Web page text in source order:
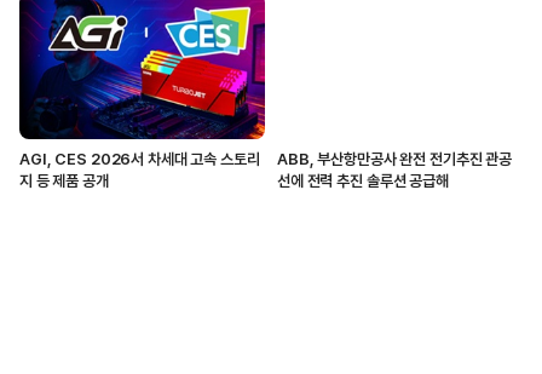
AGI, CES 2026서 차세대 고속 스토리
지 등 제품 공개
ABB, 부산항만공사 완전 전기추진 관공
선에 전력 추진 솔루션 공급해